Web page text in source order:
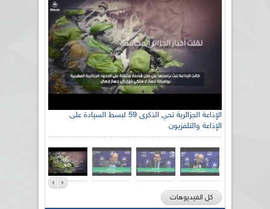
الإذاعة الجزائرية تحي الذكرى 59 لبسط السيادة على
الإذاعة والتلفزيون
كل الفيديوهات